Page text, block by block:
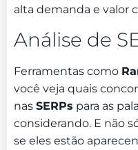
alta demanda e valor
Análise de
Ferramentas como
você veja quais
nas SERPs para as
considerando. E não
se eles estão